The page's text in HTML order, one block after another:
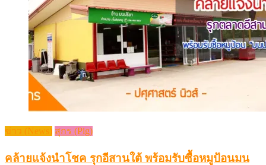
ข่าว (News) สุกร (Pig)
คล้ายแจ้งนำโชค รุกอีสานใต้ พร้อมรับซื้อหมูป้อนมน